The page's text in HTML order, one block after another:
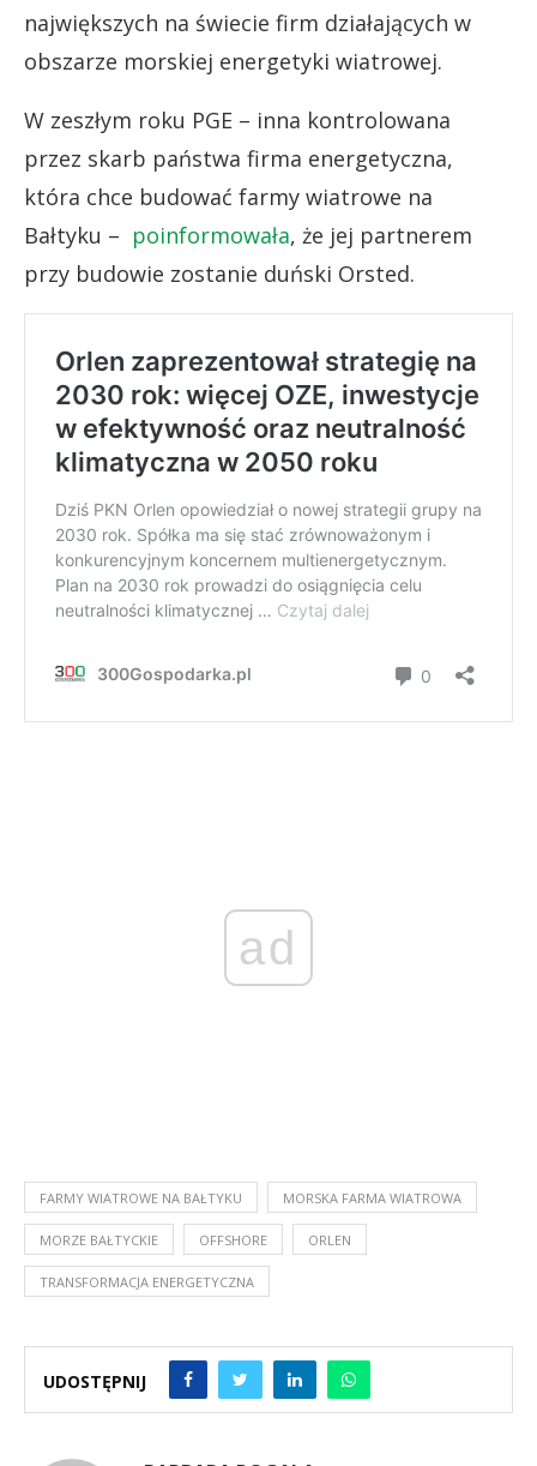
największych na świecie firm działających w
obszarze morskiej energetyki wiatrowej.
W zeszłym roku PGE – inna kontrolowana
przez skarb państwa firma energetyczna,
która chce budować farmy wiatrowe na
Bałtyku – poinformowała, że jej partnerem
przy budowie zostanie duński Orsted.
ad
FARMY WIATROWE NA BAŁTYKU MORSKA FARMA WIATROWA
MORZE BAŁTYCKIE OFFSHORE ORLEN
TRANSFORMACJA ENERGETYCZNA
UDOSTĘPNIJ